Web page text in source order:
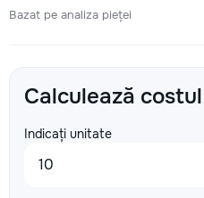
Bazat pe analiza pieței
Calculează costul
Indicați unitate